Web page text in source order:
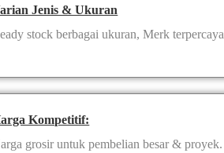
Jenis & Ukuran
stock berbagai ukuran, Merk terpercaya
Kompetitif:
grosir untuk pembelian besar & proyek.